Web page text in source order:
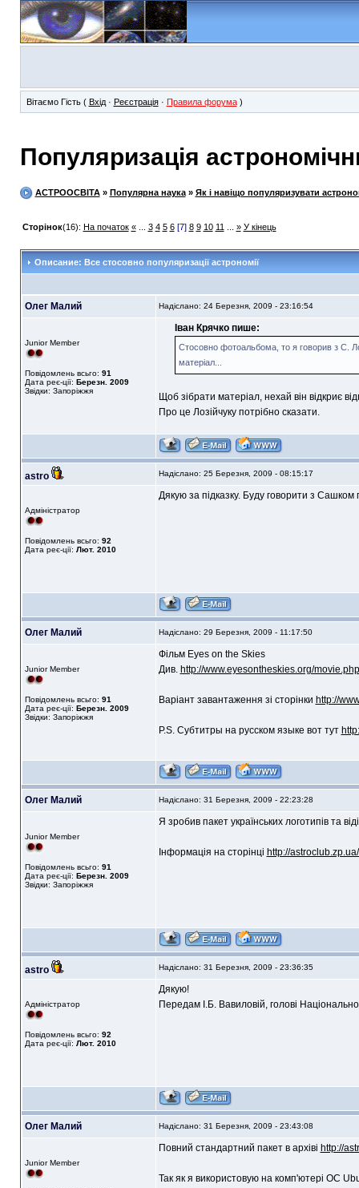
Вітаємо Гість ( Вхід· Реєстрація· Правила форума)
Популяризація
АСТРООСВІТА» Популярна наука» Як і навіщо популяризувати
Сторінок(16): На початок «... 3 4 5 6 [7] 8 9 10 11 » У кінець
Описание: Все стосовно популяризації астрономії
Олег Малий Надіслано: 24 Березня, 2009 - 23:16:54
Junior Member
Повідомлень всьго: 91
Дата реє-ції: Березн. 2009
Звідки: Запоріжжя
Іван Крячко пише:
Стосовно фотоальбома, то я говорив з С.
матеріал...
Щоб зібрати матеріал, нехай він відкриє
Про це Лозійчуку потрібно сказати.
astro Надіслано: 25 Березня, 2009 - 08:15:17
Адміністратор
Повідомлень всьго: 92
Дата реє-ції: Лют. 2010
Дякую за підказку. Буду говорити з Сашком
Олег Малий Надіслано: 29 Березня, 2009 - 11:17:50
Junior Member
Повідомлень всьго: 91
Дата реє-ції: Березн. 2009
Звідки: Запоріжжя
Фільм Eyes on the Skies
Див. http://www.eyesontheskies.org/movie.php
Варіант завантаження зі сторінки http://
P.S. Субтитры на русском языке вот тут
Олег Малий Надіслано: 31 Березня, 2009 - 22:23:28
Junior Member
Повідомлень всьго: 91
Дата реє-ції: Березн. 2009
Звідки: Запоріжжя
Я зробив пакет українських логотипів та
Інформація на сторінці http://
astro Надіслано: 31 Березня, 2009 - 23:36:35
Адміністратор
Повідомлень всьго: 92
Дата реє-ції: Лют. 2010
Дякую!
Передам І.Б. Вавиловій, голові
Олег Малий Надіслано: 31 Березня, 2009 - 23:43:08
Junior Member
Повний стандартний пакет в архіві http://
Так як я використовую на комп'ютері ОС